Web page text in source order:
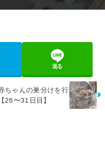
送る
ちゃんの巣分けを行
26〜31日目】